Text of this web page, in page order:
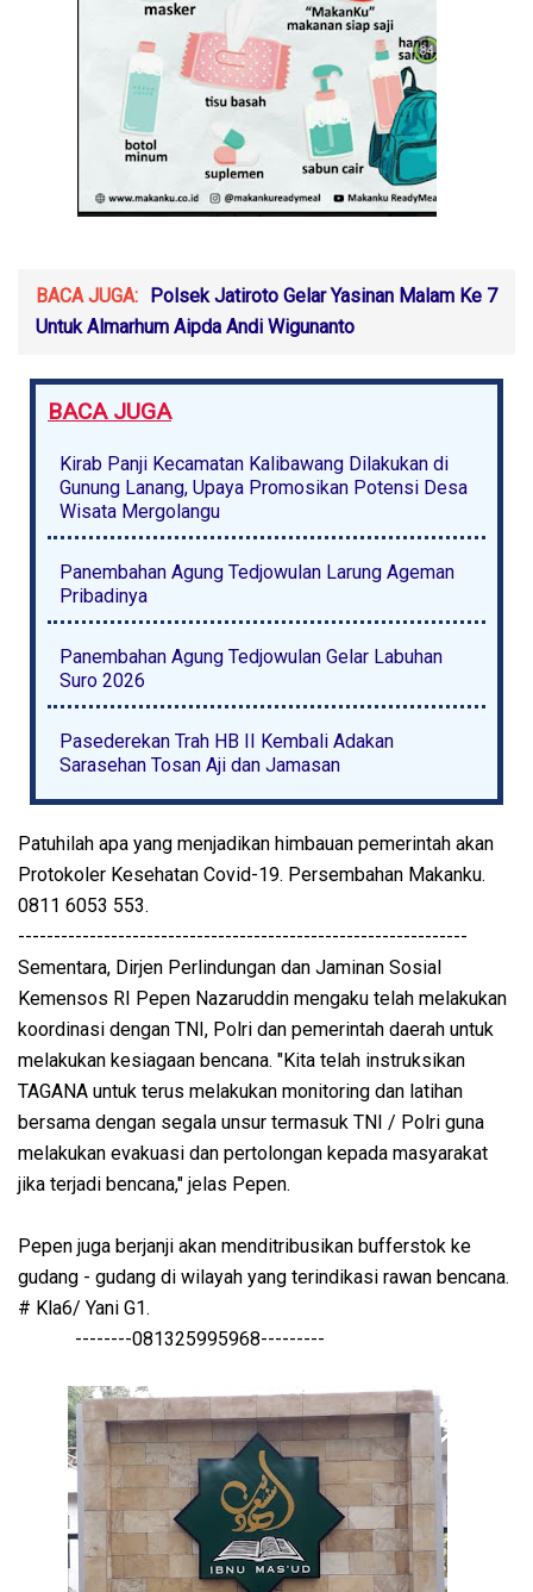
BACA JUGA:
Polsek Jatiroto Gelar Yasinan Malam Ke 7
Untuk Almarhum Aipda Andi Wigunanto
BACA JUGA
Kirab Panji Kecamatan Kalibawang Dilakukan di
Gunung Lanang, Upaya Promosikan Potensi Desa
Wisata Mergolangu
Panembahan Agung Tedjowulan Larung Ageman
Pribadinya
Panembahan Agung Tedjowulan Gelar Labuhan
Suro 2026
Pasederekan Trah HB II Kembali Adakan
Sarasehan Tosan Aji dan Jamasan
Patuhilah apa yang menjadikan himbauan pemerintah akan
Protokoler Kesehatan Covid-19. Persembahan Makanku.
0811 6053 553.
---------------------------------------------------------------
Sementara, Dirjen Perlindungan dan Jaminan Sosial
Kemensos RI Pepen Nazaruddin mengaku telah melakukan
koordinasi dengan TNI, Polri dan pemerintah daerah untuk
melakukan kesiagaan bencana. "Kita telah instruksikan
TAGANA untuk terus melakukan monitoring dan latihan
bersama dengan segala unsur termasuk TNI / Polri guna
melakukan evakuasi dan pertolongan kepada masyarakat
jika terjadi bencana," jelas Pepen.
Pepen juga berjanji akan menditribusikan bufferstok ke
gudang - gudang di wilayah yang terindikasi rawan bencana.
# Kla6/ Yani G1.
--------081325995968---------